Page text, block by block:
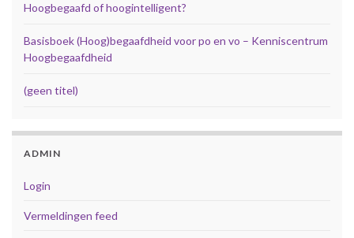
Hoogbegaafd of hoogintelligent?
Basisboek (Hoog)begaafdheid voor po en vo – Kenniscentrum
Hoogbegaafdheid
(geen titel)
ADMIN
Login
Vermeldingen feed